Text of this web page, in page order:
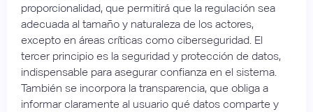
proporcionalidad, que permitirá que la regulación sea
adecuada al tamaño y naturaleza de los actores,
excepto en áreas críticas como ciberseguridad. El
tercer principio es la seguridad y protección de datos,
indispensable para asegurar confianza en el sistema.
También se incorpora la transparencia, que obliga a
informar claramente al usuario qué datos comparte y